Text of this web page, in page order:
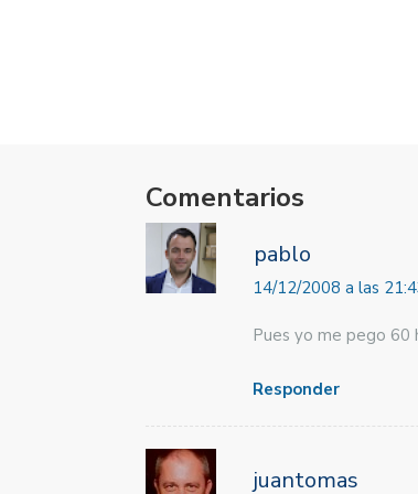
Comentarios
pablo
14/12/2008 a las
Pues yo me pego 60
Responder
juantomas